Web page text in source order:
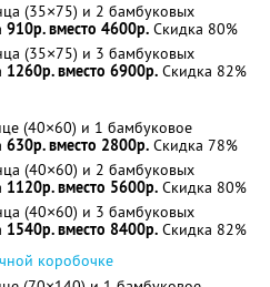
(35×75) и 2 бамбуковых
910р. вместо 4600р. Скидка 80%
(35×75) и 3 бамбуковых
1260р. вместо 6900р. Скидка 82%
(40×60) и 1 бамбуковое
630р. вместо 2800р. Скидка 78%
(40×60) и 2 бамбуковых
1120р. вместо 5600р. Скидка 80%
(40×60) и 3 бамбуковых
1540р. вместо 8400р. Скидка 82%
коробочке